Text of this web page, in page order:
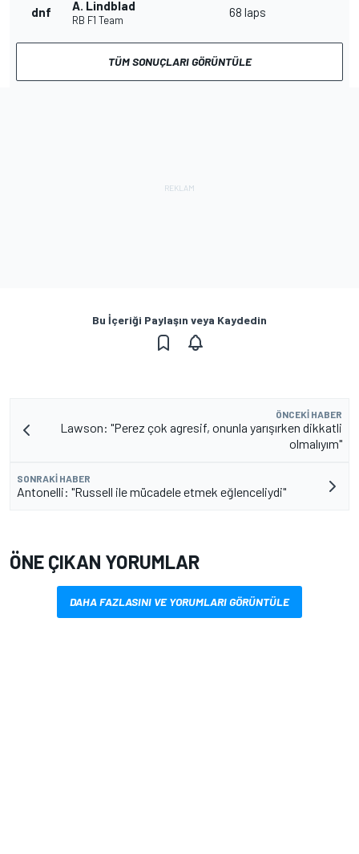
dnf A. Lindblad
RB F1 Team
68 laps
TÜM SONUÇLARI GÖRÜNTÜLE
Bu İçeriği Paylaşın veya Kaydedin
ÖNCEKI HABER
Lawson: "Perez çok agresif, onunla yarışırken dikkatli
olmalıyım"
SONRAKI HABER
Antonelli: "Russell ile mücadele etmek eğlenceliydi"
ÖNE ÇIKAN YORUMLAR
DAHA FAZLASINI VE YORUMLARI GÖRÜNTÜLE